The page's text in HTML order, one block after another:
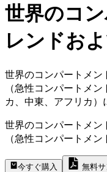
世界のコ
レンドお
世界のコンパートメ
（急性コンパートメ
カ、中東、アフリカ）
世界のコンパートメ
（急性コンパートメ
今すぐ購入 無料